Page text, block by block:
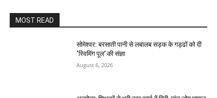
MOST READ
सोमेश्वर: बरसाती पानी से लबालब सड़क के गड्ढों को दी
‘स्विमिंग पूल’ की संज्ञा
August 6, 2026